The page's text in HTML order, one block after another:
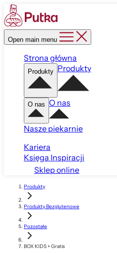
Open main menu
Strona główna
Produkty Produkty
O nas O nas
Nasze piekarnie
Kariera
Księga Inspiracji
Sklep online
Produkty
Produkty Bezglutenowe
Pozostałe
BOX KIDS + Gratis